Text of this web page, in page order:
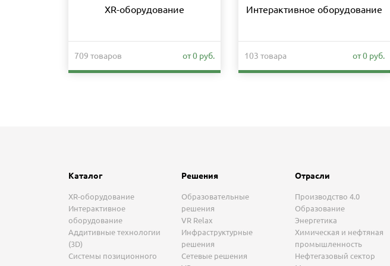
XR-оборудование
709 товаров от 0 руб.
Интерактивное оборудование
103 товара от 0 руб.
Каталог
XR-оборудование
Интерактивное
оборудование
Аддитивные технологии
(3D)
Системы позиционного
Решения
Образовательные
решения
VR Relax
Инфраструктурные
решения
Сетевые решения
Отрасли
Производство 4.0
Образование
Энергетика
Химическая и нефтяная
промышленность
Нефтегазовый сектор